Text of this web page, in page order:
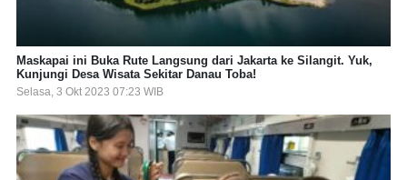
Maskapai ini Buka Rute Langsung dari Jakarta ke Silangit. Yuk,
Kunjungi Desa Wisata Sekitar Danau Toba!
Selasa, 3 Okt 2023 07:23 WIB